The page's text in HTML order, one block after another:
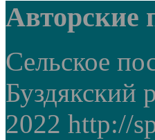
Авторские
Сельское
Буздякский
2022 http://